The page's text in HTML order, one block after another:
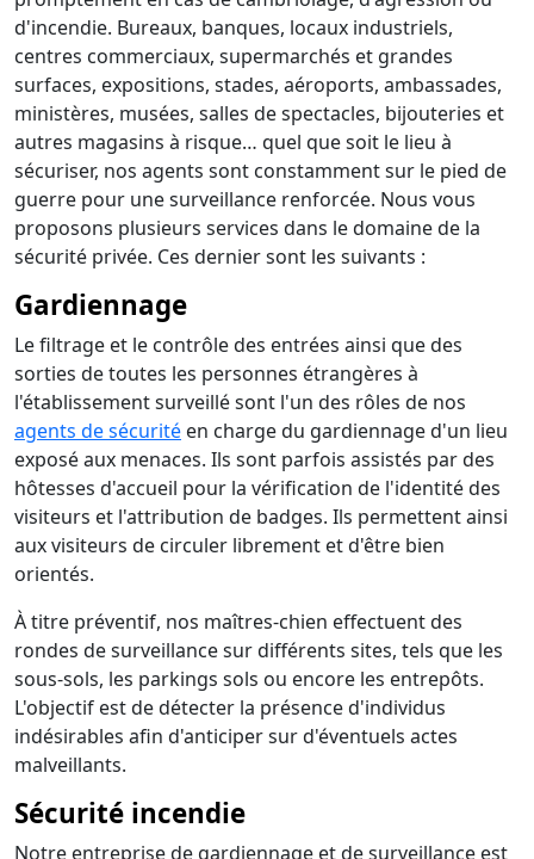
d'incendie. Bureaux, banques, locaux industriels,
centres commerciaux, supermarchés et grandes
surfaces, expositions, stades, aéroports, ambassades,
ministères, musées, salles de spectacles, bijouteries et
autres magasins à risque… quel que soit le lieu à
sécuriser, nos agents sont constamment sur le pied de
guerre pour une surveillance renforcée. Nous vous
proposons plusieurs services dans le domaine de la
sécurité privée. Ces dernier sont les suivants :
Gardiennage
Le filtrage et le contrôle des entrées ainsi que des
sorties de toutes les personnes étrangères à
l'établissement surveillé sont l'un des rôles de nos
agents de sécurité en charge du gardiennage d'un lieu
exposé aux menaces. Ils sont parfois assistés par des
hôtesses d'accueil pour la vérification de l'identité des
visiteurs et l'attribution de badges. Ils permettent ainsi
aux visiteurs de circuler librement et d'être bien
orientés.
À titre préventif, nos maîtres-chien effectuent des
rondes de surveillance sur différents sites, tels que les
sous-sols, les parkings sols ou encore les entrepôts.
L'objectif est de détecter la présence d'individus
indésirables afin d'anticiper sur d'éventuels actes
malveillants.
Sécurité incendie
Notre entreprise de gardiennage et de surveillance est